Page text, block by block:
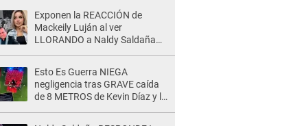
Exponen la REACCIÓN de
Mackeily Luján al ver
LLORANDO a Naldy Saldaña
Esto Es Guerra NIEGA
negligencia tras GRAVE caída
de 8 METROS de Kevin Díaz y lo